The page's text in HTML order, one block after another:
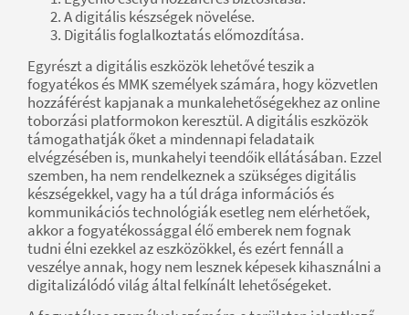
A digitális készségek növelése.
Digitális foglalkoztatás előmozdítása.
Egyrészt a digitális eszközök lehetővé teszik a
fogyatékos és MMK személyek számára, hogy közvetlen
hozzáférést kapjanak a munkalehetőségekhez az online
toborzási platformokon keresztül. A digitális eszközök
támogathatják őket a mindennapi feladataik
elvégzésében is, munkahelyi teendőik ellátásában. Ezzel
szemben, ha nem rendelkeznek a szükséges digitális
készségekkel, vagy ha a túl drága információs és
kommunikációs technológiák esetleg nem elérhetőek,
akkor a fogyatékossággal élő emberek nem fognak
tudni élni ezekkel az eszközökkel, és ezért fennáll a
veszélye annak, hogy nem lesznek képesek kihasználni a
digitalizálódó világ által felkínált lehetőségeket.